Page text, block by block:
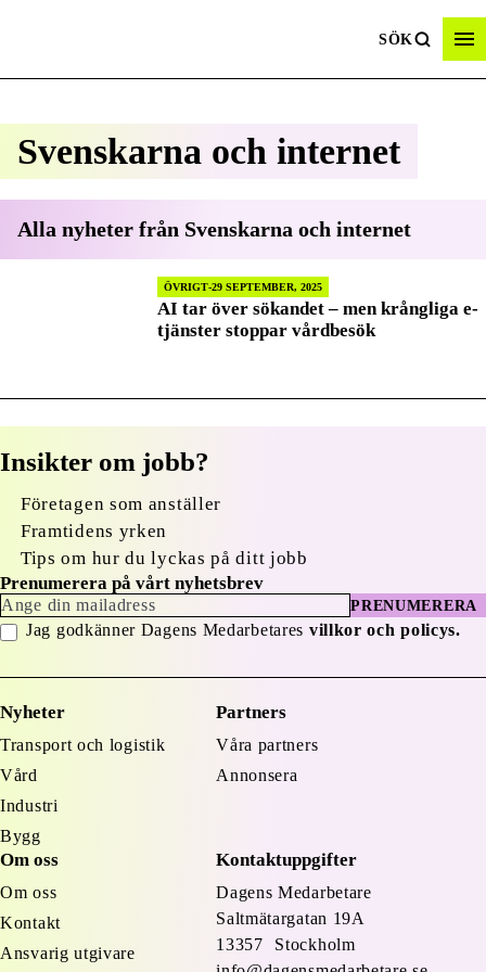
SÖK
Svenskarna och internet
Alla nyheter från Svenskarna och internet
ÖVRIGT 29 SEPTEMBER, 2025
AI tar över sökandet – men krångliga e-
tjänster stoppar vårdbesök
Insikter om jobb?
Företagen som anställer
Framtidens yrken
Tips om hur du lyckas på ditt jobb
Prenumerera på vårt nyhetsbrev
PRENUMERERA
Jag godkänner Dagens Medarbetares villkor och policys.
Nyheter
Transport och logistik
Vård
Industri
Bygg
Partners
Våra partners
Annonsera
Om oss
Om oss
Kontakt
Ansvarig utgivare
Kontaktuppgifter
Dagens Medarbetare
Saltmätargatan 19A
13357 Stockholm